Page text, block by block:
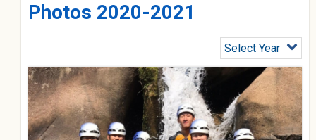
Photos 2020-2021
Select Year